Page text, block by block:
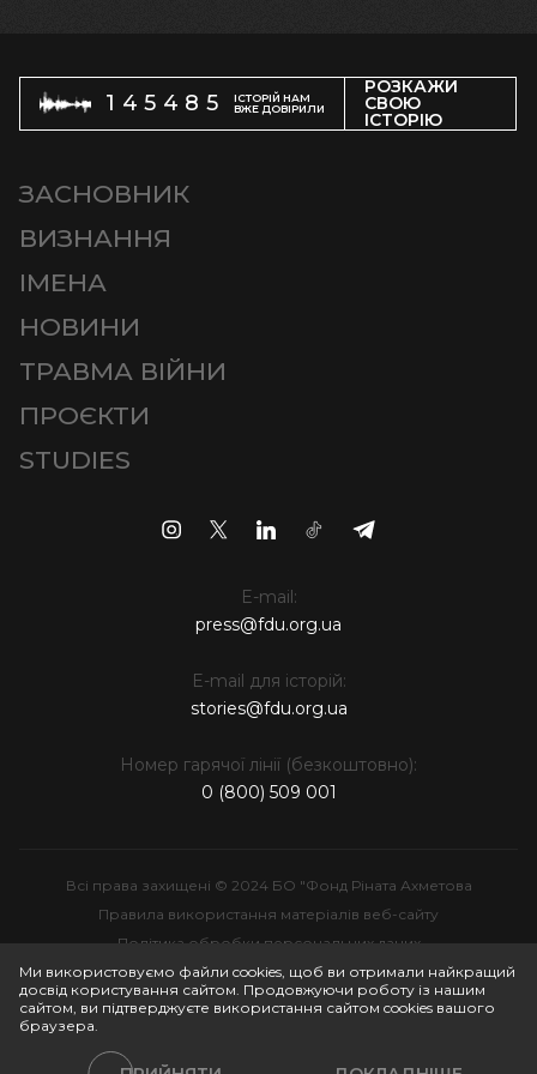
145485
ІСТОРІЙ НАМ
ВЖЕ ДОВІРИЛИ
РОЗКАЖИ
СВОЮ
ІСТОРІЮ
ЗАСНОВНИК
ВИЗНАННЯ
ІМЕНА
НОВИНИ
ТРАВМА ВІЙНИ
ПРОЄКТИ
STUDIES
E-mail:
press@fdu.org.ua
E-mail для історій:
stories@fdu.org.ua
Номер гарячої лінії (безкоштовно):
0 (800) 509 001
Всі права захищені © 2024 БО "Фонд Ріната Ахметова
Правила використання матеріалів веб-сайту
Політика обробки персональних даних
Інтелектуальна власність
Ми використовуємо файли cookies, щоб ви отримали найкращий
досвід користування сайтом. Продовжуючи роботу із нашим
сайтом, ви підтверджуєте використання сайтом cookies вашого
браузера.